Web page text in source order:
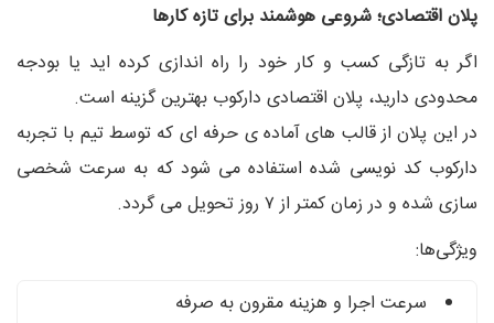
پلان اقتصادی؛ شروعی هوشمند برای تازه‌ کارها
اگر به تازگی کسب‌ و کار خود را راه‌ اندازی کرده‌ اید یا بودجه
محدودی دارید، پلان اقتصادی دارکوب بهترین گزینه است.
در این پلان از قالب‌ های آماده‌ ی حرفه‌ ای که توسط تیم با تجربه
دارکوب کد نویسی شده استفاده می‌ شود که به سرعت شخصی‌
سازی شده و در زمان کمتر از ۷ روز تحویل می‌ گردد.
ویژگی‌ها:
سرعت اجرا و هزینه مقرون‌ به‌ صرفه